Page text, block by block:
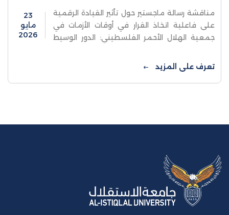
مناقشة رسالة ماجستير حول تأثير القيادة الرقمية
على فاعلية اتخاذ القرار في أوقات الأزمات في
جمعية الهلال الأحمر الفلسطيني: الدور الوسيط
الدراسات العليا والبحث العلمي ...
23
مايو
2026
تعرف على المزيد